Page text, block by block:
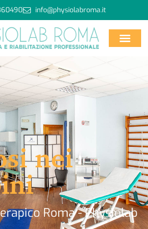
info@physiolabroma.it
nei
Roma - Physiolab